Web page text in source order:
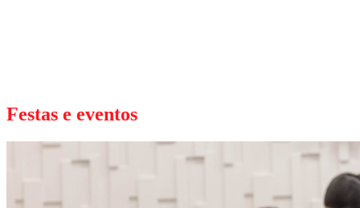
Festas e eventos